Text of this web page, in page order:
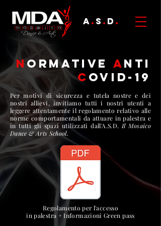
A. S . D .
NORMATIVE ANTI
C OVID-19
Per motivi di sicurezza e tutela nostre e dei
nostri allievi, invitiamo tutti i nostri utenti a
leggere attentamente il regolamento relativo alle
norme comportamentali da attuare in palestra e
in tutti gli spazi utilizzati dall'A.S.D. Il Mosaico
Dance & Arts School.
Regolamento per l'accesso
in palestra + Informazioni Green pass